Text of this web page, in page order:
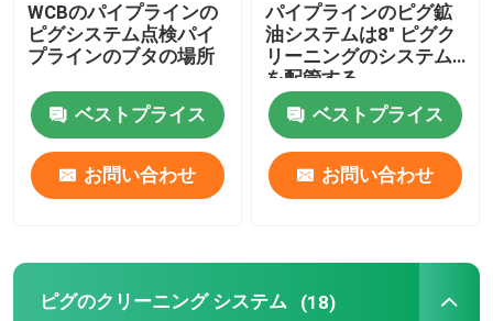
回転式丸い突出部ポンプ
内部歯車ポンプ
ピグ弁
スリーブを付けられたプラグ弁
WCBのパイプラインの
ピグシステム点検パイ
プラインのブタの場所
ベストプライス
お問い合わせ
パイプラインのピグ鉱
油システムは8" ピグク
リーニングのシステム
を配管する
ベストプライス
お問い合わせ
ピグのクリーニング システム (18)